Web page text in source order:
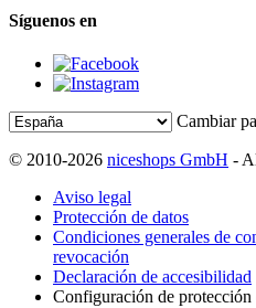
Síguenos en
Cambiar
© 2010-2026 niceshops GmbH -
Aviso legal
Protección de datos
Condiciones generales de
revocación
Declaración de accesibilidad
Configuración de protección